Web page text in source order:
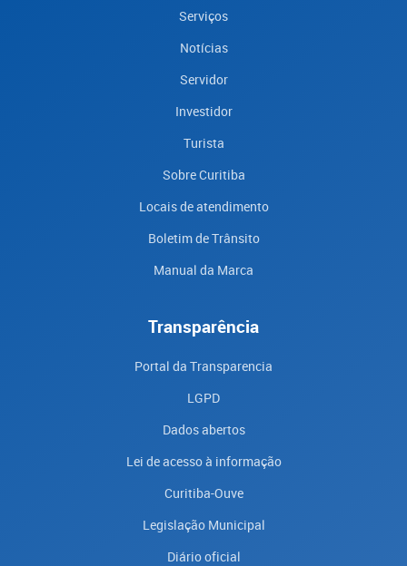
Serviços
Notícias
Servidor
Investidor
Turista
Sobre Curitiba
Locais de atendimento
Boletim de Trânsito
Manual da Marca
Transparência
Portal da Transparencia
LGPD
Dados abertos
Lei de acesso à informação
Curitiba-Ouve
Legislação Municipal
Diário oficial